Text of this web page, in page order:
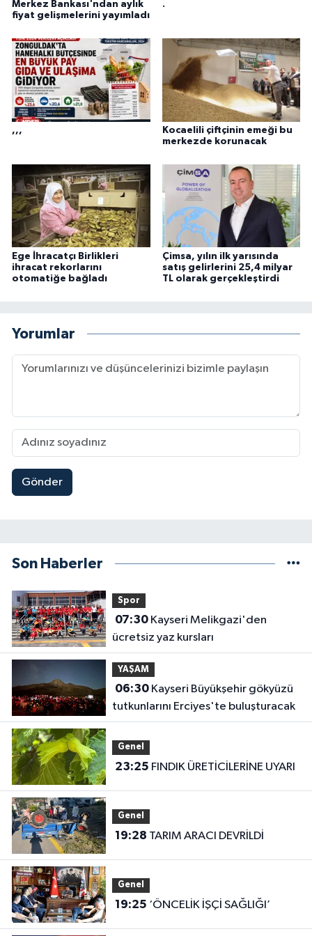
Merkez Bankası'ndan aylık
fiyat gelişmelerini yayımladı
.
,,,
Kocaelili çiftçinin emeği bu
merkezde korunacak
Ege İhracatçı Birlikleri
ihracat rekorlarını
otomatiğe bağladı
Çimsa, yılın ilk yarısında
satış gelirlerini 25,4 milyar
TL olarak gerçekleştirdi
Yorumlar
Gönder
Son Haberler
Spor
07:30Kayseri Melikgazi'den
ücretsiz yaz kursları
YAŞAM
06:30Kayseri Büyükşehir gökyüzü
tutkunlarını Erciyes'te buluşturacak
Genel
23:25 FINDIK ÜRETİCİLERİNE UYARI
Genel
19:28 TARIM ARACI DEVRİLDİ
Genel
19:25 ‘ÖNCELİK İŞÇİ SAĞLIĞI’